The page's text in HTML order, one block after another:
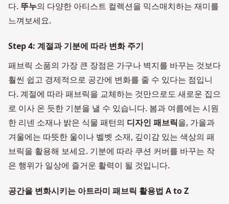
다. 뚜누의 다양한 아티스트 컬렉션을 믹스매치하는 재미를
느껴보세요.
Step 4: 계절과 기분에 따라 변화 주기
패브릭 소품의 가장 큰 장점은 가구나 벽지를 바꾸는 것보다
훨씬 쉽고 경제적으로 공간에 변화를 줄 수 있다는 점입니
다. 계절에 따라 패브릭을 교체하는 것만으로도 새로운 집으
로 이사 온 듯한 기분을 낼 수 있습니다. 봄과 여름에는 시원
한 리넨 소재나 밝은 식물 패턴의 디자인 패브릭을, 가을과
겨울에는 따뜻한 울이나 벨벳 소재, 깊이감 있는 색상의 패
브릭을 활용해 보세요. 기분에 따라 쿠션 커버를 바꾸는 작
은 행위가 일상에 즐거운 활력이 될 것입니다.
공간을 변화시키는 아트라미 패브릭 활용법 A to Z